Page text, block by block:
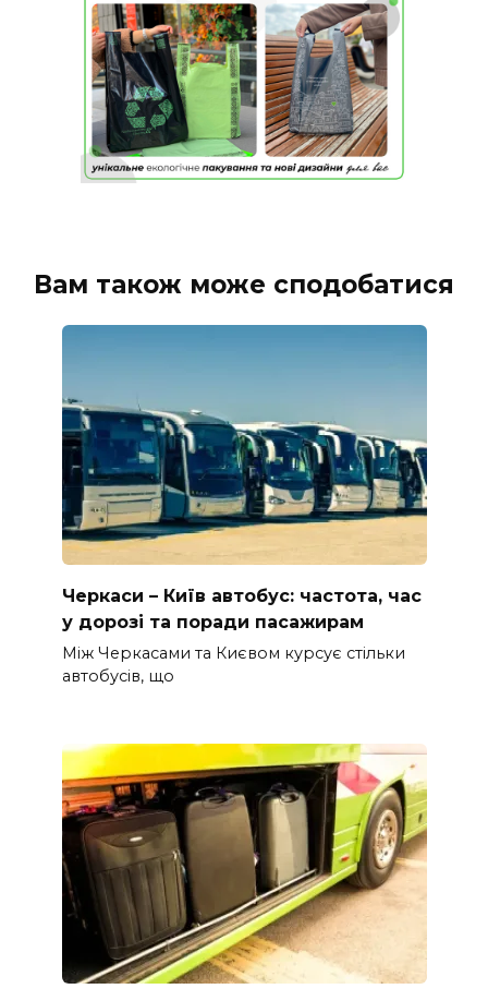
Вам також може сподобатися
Черкаси – Київ автобус: частота, час
у дорозі та поради пасажирам
Між Черкасами та Києвом курсує стільки
автобусів, що